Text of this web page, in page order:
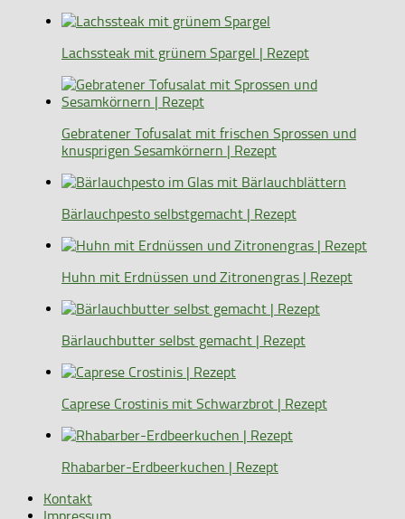
Lachssteak mit grünem Spargel | Rezept
Gebratener Tofusalat mit frischen Sprossen und
knusprigen Sesamkörnern | Rezept
Bärlauchpesto selbstgemacht | Rezept
Huhn mit Erdnüssen und Zitronengras | Rezept
Bärlauchbutter selbst gemacht | Rezept
Caprese Crostinis mit Schwarzbrot | Rezept
Rhabarber-Erdbeerkuchen | Rezept
Kontakt